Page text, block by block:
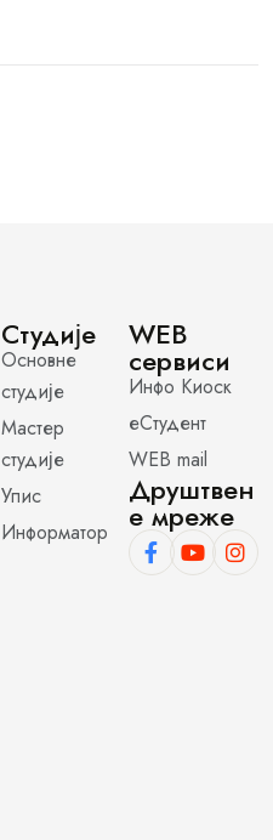
Студије
Основне
студије
Мастер
студије
Упис
Информатор
WEB
сервиси
Инфо Киоск
еСтудент
WEB mail
Друштвен
е мреже